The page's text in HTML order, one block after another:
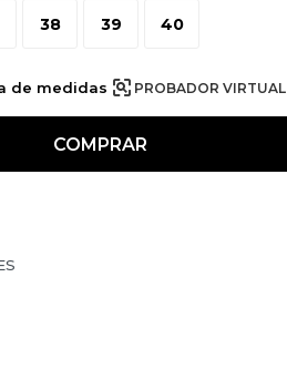
38 39 40
de medidas PROBADOR VIRTUAL
COMPRAR